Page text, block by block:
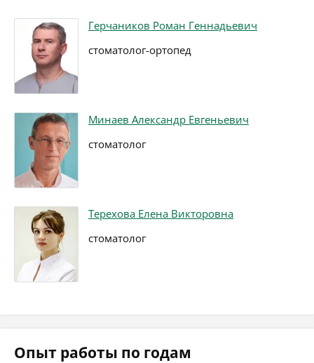
Герчаников Роман Геннадьевич
стоматолог-ортопед
Минаев Александр Евгеньевич
стоматолог
Терехова Елена Викторовна
стоматолог
Опыт работы по годам